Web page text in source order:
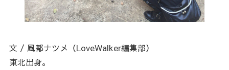
文 / 風都ナツメ（LoveWalker編集部）
東北出身。